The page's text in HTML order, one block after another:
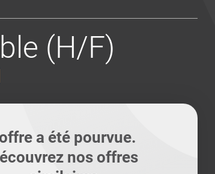
(H/F)
a été pourvue.
nos offres